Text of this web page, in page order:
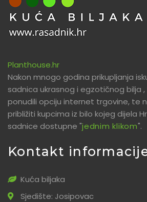
Planthouse.hr
Nakon mnogo godina prikupljanja
sadnica ukrasnog i egzotičnog bilja ,
ponudili opciju internet trgovine, te
približiti kupcima iz bilo kojeg dijela
sadnice dostupne "jednim klikom".
Kontakt
Kuća biljaka
Sjedište: Josipovac